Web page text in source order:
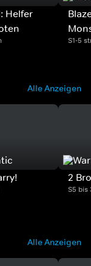
Helfer
S1-5
Alle Anzeigen
2
S5 bis
Alle Anzeigen